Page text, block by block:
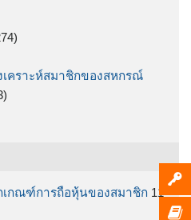
คราะห์สมาชิกของสหกรณ์
เกณฑ์การถือหุ้นของสมาชิก 11